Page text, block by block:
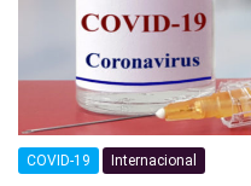
COVID-19 Internacional